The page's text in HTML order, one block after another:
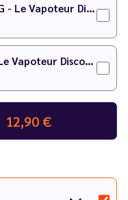
Base 500 ml 50/50 PG/VG - Le Vapoteur Discount
Pack DIY 3 mg 200 ml - Le Vapoteur Discount
12,90 €